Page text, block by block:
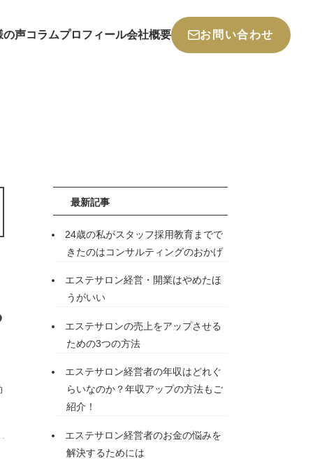
の声コラムプロフィール会社概要 お問い合わせ
最新記事
24歳の私がスタッフ採用教育までで
きたのはコンサルティングのおかげ
エステサロン経営・開業はやめたほ
うがいい
エステサロンの売上をアップさせる
ための3つの方法
エステサロン経営者の年収はどれぐ
らいなのか？年収アップの方法もご
紹介！
エステサロン経営者のお金の悩みを
解決するためには